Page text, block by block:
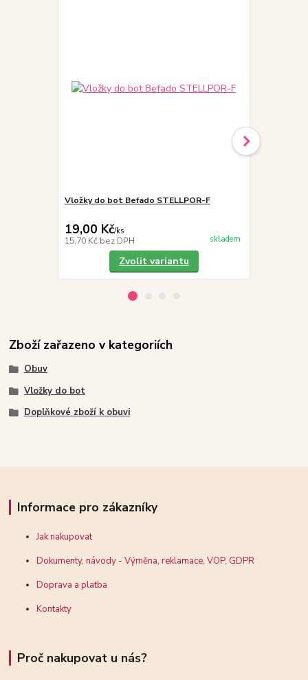
Vložky do bot Befado STELLPOR-F
19,00 Kč/ks
15,70 Kč bez DPH skladem
Zvolit variantu
Zboží zařazeno v kategoriích
Obuv
Vložky do bot
Doplňkové zboží k obuvi
Informace pro zákazníky
Jak nakupovat
Dokumenty, návody - Výměna, reklamace, VOP, GDPR
Doprava a platba
Kontakty
Proč nakupovat u nás?